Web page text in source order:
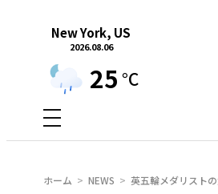
New York, US
2026.08.06
25 °C
ホーム NEWS 英五輪メダリスト